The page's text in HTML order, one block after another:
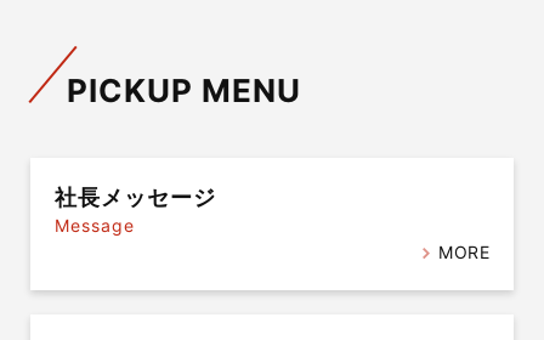
PICKUP MENU
社長メッセージ
Message
MORE